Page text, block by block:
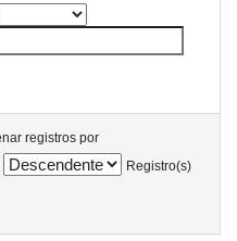
registros por
Registro(s)